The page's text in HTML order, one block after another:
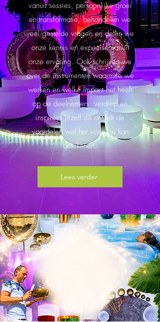
vanuit sessies, persoonlijke groei
en transformatie, behandelen we
veel gestelde vragen en delen we
onze kennis en expertise vanuit
onze ervaring. Ook schrijven we
over de instrumenten waarmee we
werken en welke impact het heeft
op de deelnemers. verdiep en
inspireer jezelf en ontdek de
voordelen wat het voor jou kan
betekenen.
Lees verder